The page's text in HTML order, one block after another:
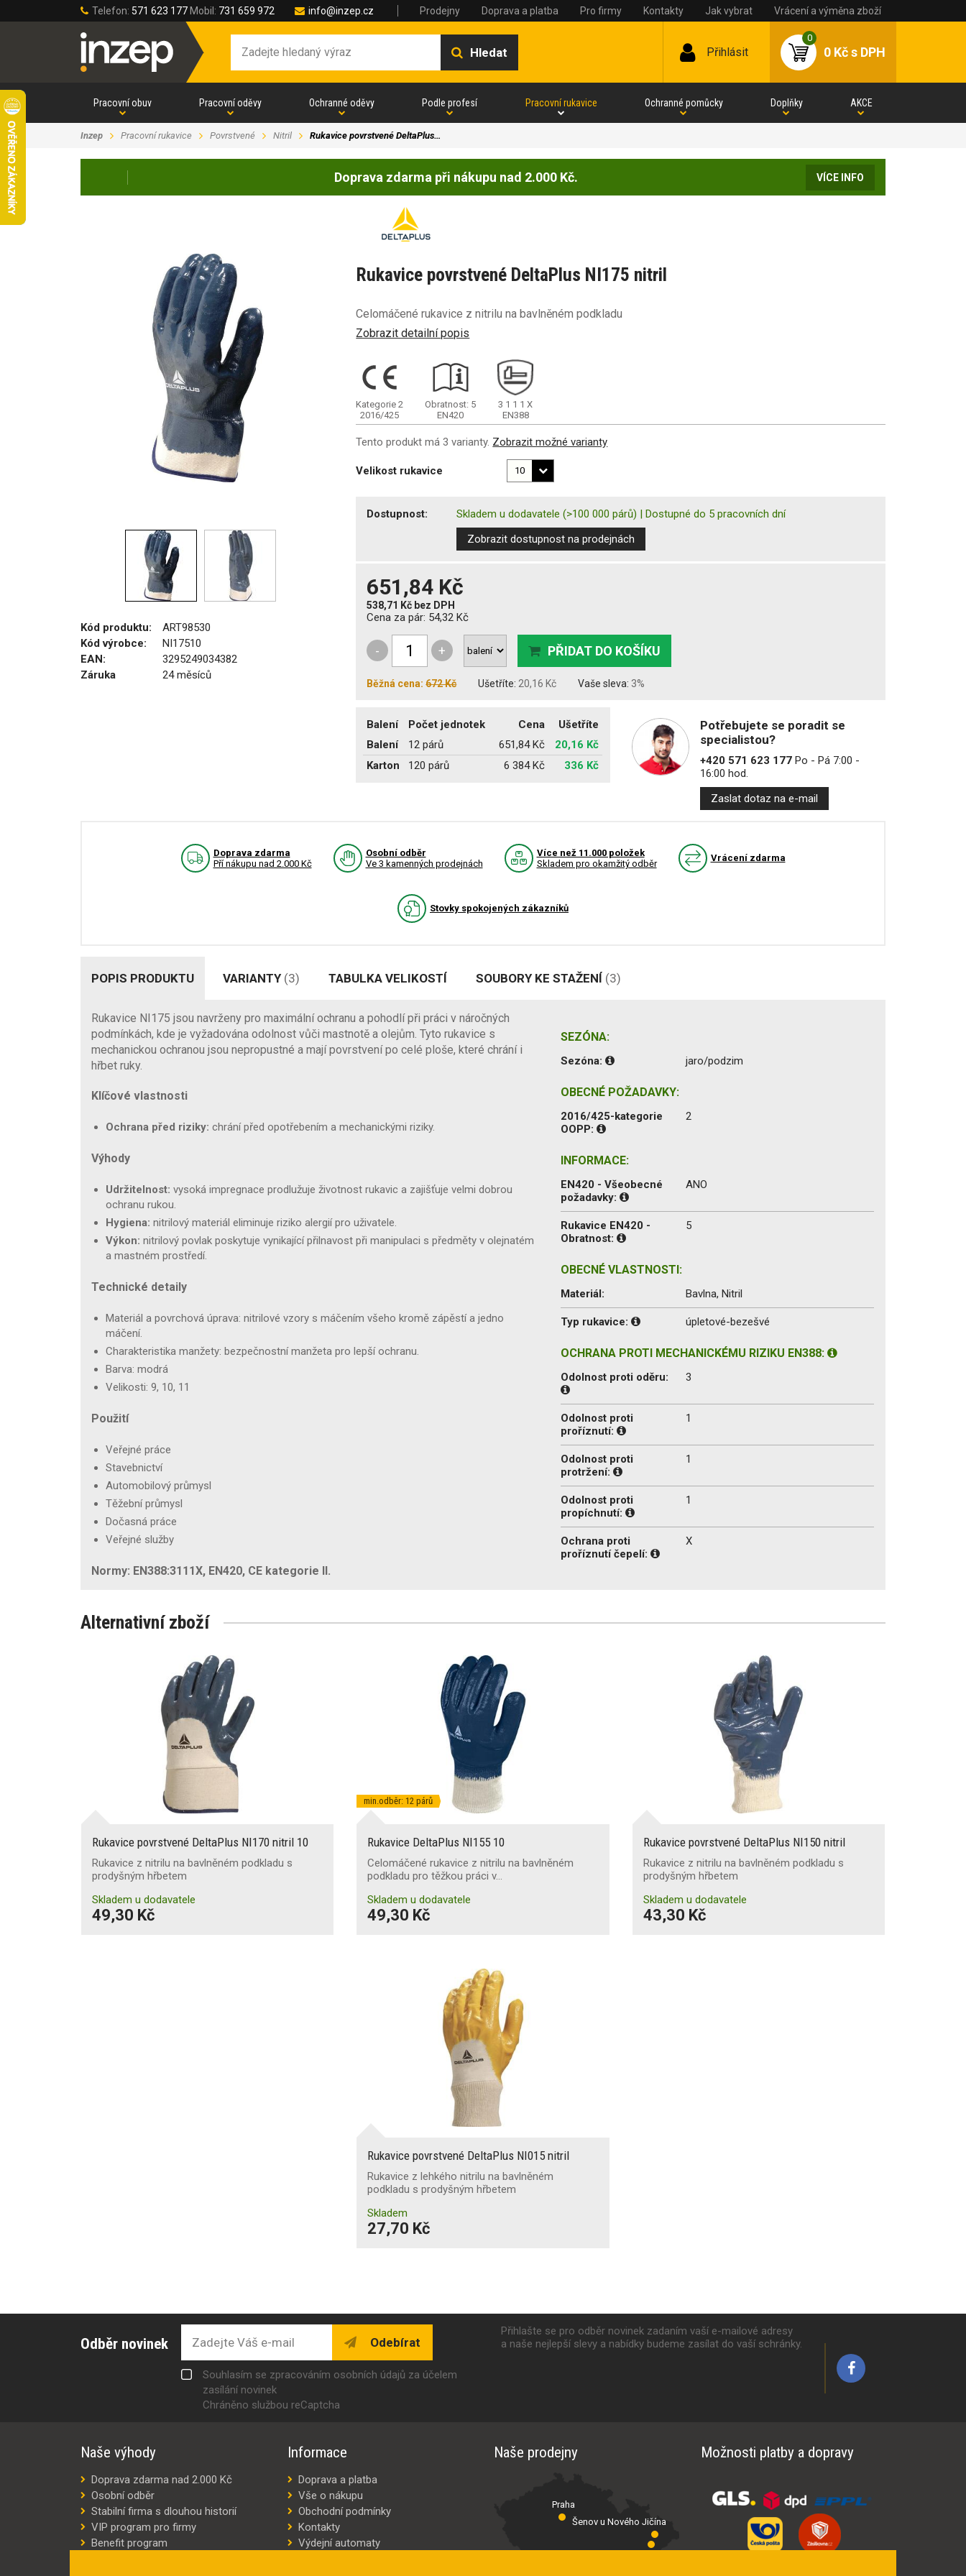
Telefon: 571 623 177 Mobil: 731 659 972 info@inzep.cz Prodejny Doprava a platba Pro firmy Kontakty Jak vybrat Vrácení a výměna zboží
Hledat Přihlásit
0
0 Kčs DPH
Pracovní obuv Pracovní oděvy Ochranné oděvy Podle profesí Pracovní rukavice Ochranné pomůcky Doplňky AKCE
Inzep Pracovní rukavice Povrstvené Nitril Rukavice povrstvené DeltaPlus…
Doprava zdarma při nákupu nad 2.000 Kč. VÍCE INFO
Kód produktu:
ART98530
Kód výrobce:
NI17510
EAN:
3295249034382
Záruka
24 měsíců
Rukavice povrstvené DeltaPlus NI175 nitril
Celomáčené rukavice z nitrilu na bavlněném podkladu
Zobrazit detailní popis
Kategorie 2
2016/425
Obratnost: 5
EN420
3 1 1 1X
EN388
Tento produkt má 3 varianty. Zobrazit možné varianty
Velikost rukavice
Dostupnost: Skladem u dodavatele (>100 000 párů) |Dostupné do 5 pracovních dní
Zobrazit dostupnost na prodejnách
651,84 Kč
538,71 Kč bez DPH
Cena za pár: 54,32 Kč
- + PŘIDAT DO KOŠÍKU
Běžná cena:672 Kč Ušetříte: 20,16 Kč Vaše sleva: 3%
Balení Počet jednotek Cena
Ušetříte
Balení
12 párů 651,84 Kč
20,16 Kč
Karton
120 párů 6 384 Kč 336 Kč
Potřebujete se poradit se
specialistou?
+420 571 623 177Po - Pá 7:00 -
16:00 hod.
Zaslat dotaz na e-mail
Doprava zdarma
Pří nákupu nad 2.000 Kč
Osobní odběr
Ve 3 kamenných prodejnách
Více než 11.000 položek
Skladem pro okamžitý odběr
Vrácení zdarma
Stovky spokojených zákazníků
POPIS PRODUKTU VARIANTY (3) TABULKA VELIKOSTÍ SOUBORY KE STAŽENÍ (3)
Rukavice NI175 jsou navrženy pro maximální ochranu a pohodlí při práci v náročných
podmínkách, kde je vyžadována odolnost vůči mastnotě a olejům. Tyto rukavice s
mechanickou ochranou jsou nepropustné a mají povrstvení po celé ploše, které chrání i
hřbet ruky.
Klíčové vlastnosti
Ochrana před riziky: chrání před opotřebením a mechanickými riziky.
Výhody
Udržitelnost: vysoká impregnace prodlužuje životnost rukavic a zajišťuje velmi dobrou
ochranu rukou.
Hygiena: nitrilový materiál eliminuje riziko alergií pro uživatele.
Výkon: nitrilový povlak poskytuje vynikající přilnavost při manipulaci s předměty v olejnatém
a mastném prostředí.
Technické detaily
Materiál a povrchová úprava: nitrilové vzory s máčením všeho kromě zápěstí a jedno
máčení.
Charakteristika manžety: bezpečnostní manžeta pro lepší ochranu.
Barva: modrá
Velikosti: 9, 10, 11
Použití
Veřejné práce
Stavebnictví
Automobilový průmysl
Těžební průmysl
Dočasná práce
Veřejné služby
Normy: EN388:3111X, EN420, CE kategorie II.
SEZÓNA:
Sezóna: jaro/podzim
OBECNÉ POŽADAVKY:
2016/425-kategorie
OOPP:
2
INFORMACE:
EN420 - Všeobecné
požadavky:
ANO
Rukavice EN420 -
Obratnost:
5
OBECNÉ VLASTNOSTI:
Materiál: Bavlna, Nitril
Typ rukavice: úpletové-bezešvé
OCHRANA PROTI MECHANICKÉMU RIZIKU EN388:
Odolnost proti oděru: 3
Odolnost proti
proříznutí:
1
Odolnost proti
protržení:
1
Odolnost proti
propíchnutí:
1
Ochrana proti
proříznutí čepelí:
X
Alternativní zboží
Rukavice povrstvené DeltaPlus NI170 nitril 10
Rukavice z nitrilu na bavlněném podkladu s
prodyšným hřbetem
Skladem u dodavatele
49,30 Kč
min.odběr: 12 párů
Rukavice DeltaPlus NI155 10
Celomáčené rukavice z nitrilu na bavlněném
podkladu pro těžkou práci v…
Skladem u dodavatele
49,30 Kč
Rukavice povrstvené DeltaPlus NI150 nitril
Rukavice z nitrilu na bavlněném podkladu s
prodyšným hřbetem
Skladem u dodavatele
43,30 Kč
Rukavice povrstvené DeltaPlus NI015 nitril
Rukavice z lehkého nitrilu na bavlněném
podkladu s prodyšným hřbetem
Skladem
27,70 Kč
Odběr novinek Odebírat
Souhlasím se zpracováním osobních údajů za účelem
zasílání novinek
Chráněno službou reCaptcha
Přihlašte se pro odběr novinek zadaním vaší e-mailové adresy
a naše nejlepší slevy a nabídky budeme zasílat do vaší schránky.
Naše výhody
Doprava zdarma nad 2.000 Kč
Osobní odběr
Stabilní firma s dlouhou historií
VIP program pro firmy
Benefit program
Informace
Doprava a platba
Vše o nákupu
Obchodní podmínky
Kontakty
Výdejní automaty
Naše prodejny
Praha
Šenov u Nového Jičína
Možnosti platby a dopravy